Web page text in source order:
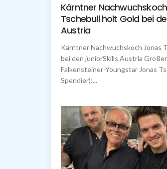
Kärntner
Tschebull holt Gold bei
Austria
Kärntner Nachwuchskoch Jonas
bei den juniorSkills Austria
Falkensteiner-Youngstar Jonas
Spendier):...